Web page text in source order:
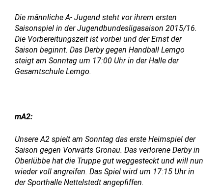
Die männliche A- Jugend steht vor ihrem ersten
Saisonspiel in der Jugendbundesligasaison 2015/16.
Die Vorbereitungszeit ist vorbei und der Ernst der
Saison beginnt. Das Derby gegen Handball Lemgo
steigt am Sonntag um 17:00 Uhr in der Halle der
Gesamtschule Lemgo.
mA2:
Unsere A2 spielt am Sonntag das erste Heimspiel der
Saison gegen Vorwärts Gronau. Das verlorene Derby in
Oberlübbe hat die Truppe gut weggesteckt und will nun
wieder voll angreifen. Das Spiel wird um 17:15 Uhr in
der Sporthalle Nettelstedt angepfiffen.